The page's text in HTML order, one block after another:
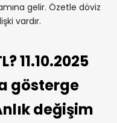
gelir. Özetle döviz
vardır.
11.10.2025
gösterge
değişim